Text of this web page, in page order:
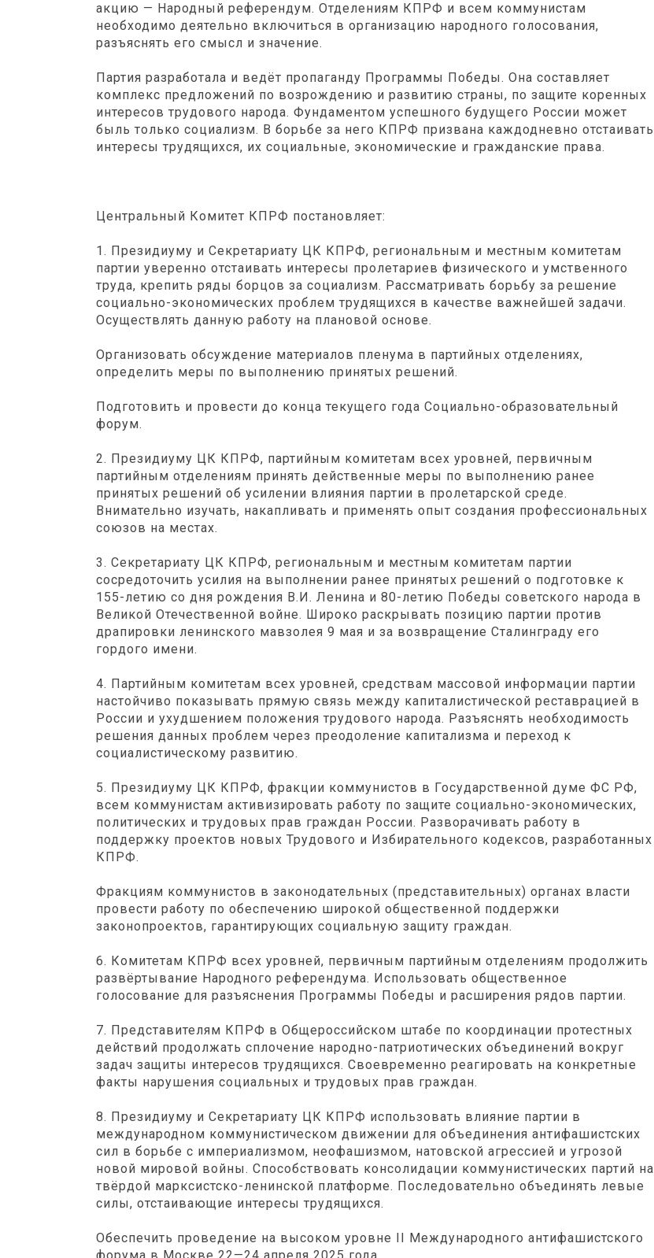
акцию — Народный референдум. Отделениям КПРФ и всем коммунистам
необходимо деятельно включиться в организацию народного голосования,
разъяснять его смысл и значение.
Партия разработала и ведёт пропаганду Программы Победы. Она составляет
комплекс предложений по возрождению и развитию страны, по защите коренных
интересов трудового народа. Фундаментом успешного будущего России может
быль только социализм. В борьбе за него КПРФ призвана каждодневно отстаивать
интересы трудящихся, их социальные, экономические и гражданские права.
Центральный Комитет КПРФ постановляет:
1. Президиуму и Секретариату ЦК КПРФ, региональным и местным комитетам
партии уверенно отстаивать интересы пролетариев физического и умственного
труда, крепить ряды борцов за социализм. Рассматривать борьбу за решение
социально-экономических проблем трудящихся в качестве важнейшей задачи.
Осуществлять данную работу на плановой основе.
Организовать обсуждение материалов пленума в партийных отделениях,
определить меры по выполнению принятых решений.
Подготовить и провести до конца текущего года Социально-образовательный
форум.
2. Президиуму ЦК КПРФ, партийным комитетам всех уровней, первичным
партийным отделениям принять действенные меры по выполнению ранее
принятых решений об усилении влияния партии в пролетарской среде.
Внимательно изучать, накапливать и применять опыт создания профессиональных
союзов на местах.
3. Секретариату ЦК КПРФ, региональным и местным комитетам партии
сосредоточить усилия на выполнении ранее принятых решений о подготовке к
155-летию со дня рождения В.И. Ленина и 80-летию Победы советского народа в
Великой Отечественной войне. Широко раскрывать позицию партии против
драпировки ленинского мавзолея 9 мая и за возвращение Сталинграду его
гордого имени.
4. Партийным комитетам всех уровней, средствам массовой информации партии
настойчиво показывать прямую связь между капиталистической реставрацией в
России и ухудшением положения трудового народа. Разъяснять необходимость
решения данных проблем через преодоление капитализма и переход к
социалистическому развитию.
5. Президиуму ЦК КПРФ, фракции коммунистов в Государственной думе ФС РФ,
всем коммунистам активизировать работу по защите социально-экономических,
политических и трудовых прав граждан России. Разворачивать работу в
поддержку проектов новых Трудового и Избирательного кодексов, разработанных
КПРФ.
Фракциям коммунистов в законодательных (представительных) органах власти
провести работу по обеспечению широкой общественной поддержки
законопроектов, гарантирующих социальную защиту граждан.
6. Комитетам КПРФ всех уровней, первичным партийным отделениям продолжить
развёртывание Народного референдума. Использовать общественное
голосование для разъяснения Программы Победы и расширения рядов партии.
7. Представителям КПРФ в Общероссийском штабе по координации протестных
действий продолжать сплочение народно-патриотических объединений вокруг
задач защиты интересов трудящихся. Своевременно реагировать на конкретные
факты нарушения социальных и трудовых прав граждан.
8. Президиуму и Секретариату ЦК КПРФ использовать влияние партии в
международном коммунистическом движении для объединения антифашистских
сил в борьбе с империализмом, неофашизмом, натовской агрессией и угрозой
новой мировой войны. Способствовать консолидации коммунистических партий на
твёрдой марксистско-ленинской платформе. Последовательно объединять левые
силы, отстаивающие интересы трудящихся.
Обеспечить проведение на высоком уровне II Международного антифашистского